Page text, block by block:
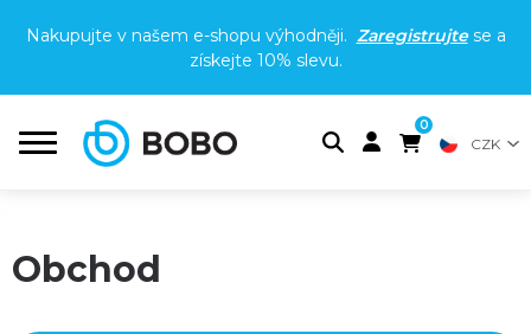
Nakupujte v našem e-shopu výhodněji. Zaregistrujtese a
získejte 10% slevu.
0
CZK
Obchod